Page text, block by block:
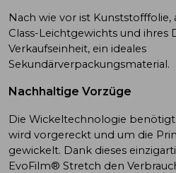
Nach wie vor ist
Class-Leichtgewichts und ihres
Verkaufseinheit, ein ideales
Sekundärverpackungsmaterial.
Nachhaltige Vorzüge
Die Wickeltechnologie benötigt
wird vorgereckt und um die
gewickelt. Dank dieses
EvoFilm® Stretch den